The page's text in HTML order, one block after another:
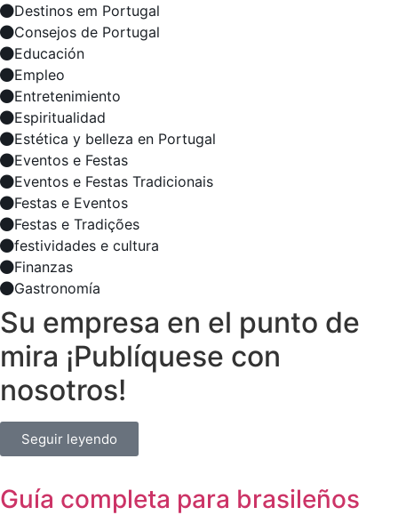
Destinos em Portugal
Consejos de Portugal
Educación
Empleo
Entretenimiento
Espiritualidad
Estética y belleza en Portugal
Eventos e Festas
Eventos e Festas Tradicionais
Festas e Eventos
Festas e Tradições
festividades e cultura
Finanzas
Gastronomía
Su empresa en el punto de
mira ¡Publíquese con
nosotros!
Seguir leyendo
Guía completa para brasileños